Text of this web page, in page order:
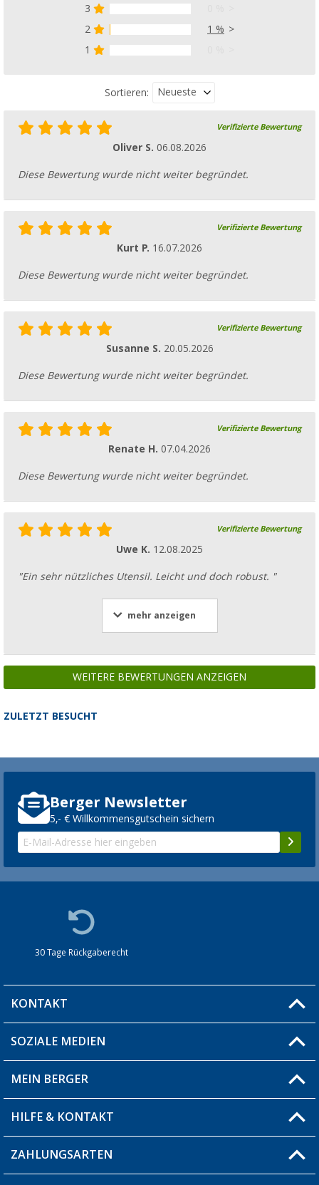
3
2
1 %
1
Sortieren: Neueste
Verifizierte Bewertung
Oliver S. 06.08.2026
Diese Bewertung wurde nicht weiter begründet.
Verifizierte Bewertung
Kurt P. 16.07.2026
Diese Bewertung wurde nicht weiter begründet.
Verifizierte Bewertung
Susanne S. 20.05.2026
Diese Bewertung wurde nicht weiter begründet.
Verifizierte Bewertung
Renate H. 07.04.2026
Diese Bewertung wurde nicht weiter begründet.
Verifizierte Bewertung
Uwe K. 12.08.2025
"Ein sehr nützliches Utensil. Leicht und doch robust. "
mehr anzeigen
WEITERE BEWERTUNGEN ANZEIGEN
ZULETZT BESUCHT
Berger Newsletter
5,- € Willkommensgutschein sichern
30 Tage Rückgaberecht
KONTAKT
Du hast eine Frage?
Filiale finden
SOZIALE MEDIEN
MEIN BERGER
Blog
Produkttester
HILFE & KONTAKT
Fragen & Antworten / FAQ
ZAHLUNGSARTEN